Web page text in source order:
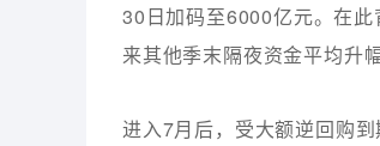
30日加码至6000亿元。在
来其他季末隔夜资金平均升
进入7月后，受大额逆回购